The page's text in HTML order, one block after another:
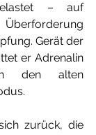
– auf
Gerät der
er Adrenalin
den alten
zurück, die